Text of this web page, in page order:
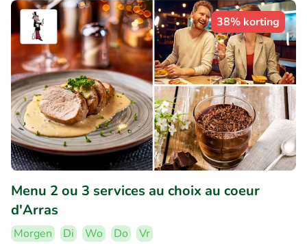
38% korting
Menu 2 ou 3 services au choix au coeur
d'Arras
Morgen Di Wo Do
Vr